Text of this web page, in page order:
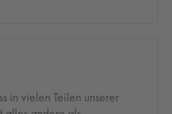
in vielen Teilen unserer